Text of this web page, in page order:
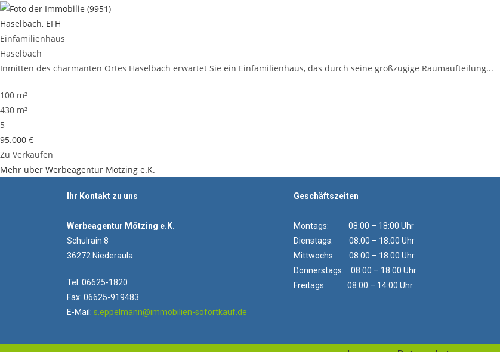
Haselbach, EFH
Einfamilienhaus
Haselbach
Inmitten des charmanten Ortes Haselbach erwartet Sie ein Einfamilienhaus, das durch seine großzügige Raumaufteilung...
100 m²
430 m²
5
95.000 €
Zu Verkaufen
Mehr über Werbeagentur Mötzing e.K.
Ihr Kontakt zu uns
Werbeagentur Mötzing e.K.
Schulrain 8
36272 Niederaula
Tel: 06625-1820
Fax: 06625-919483
E-Mail: s.eppelmann@immobilien-sofortkauf.de
Geschäftszeiten
Montags: 08:00 – 18:00 Uhr
Dienstags: 08:00 – 18:00 Uhr
Mittwochs 08:00 – 18:00 Uhr
Donnerstags: 08:00 – 18:00 Uhr
Freitags: 08:00 – 14:00 Uhr